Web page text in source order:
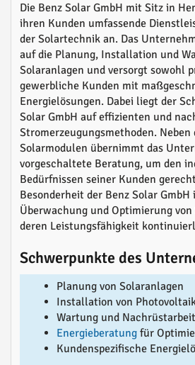
Die Benz Solar GmbH mit Sitz in
ihren Kunden umfassende
der Solartechnik an. Das
auf die Planung, Installation und
Solaranlagen und versorgt sowohl
gewerbliche Kunden mit
Energielösungen. Dabei liegt der
Solar GmbH auf effizienten und
Stromerzeugungsmethoden.
Solarmodulen übernimmt das
vorgeschaltete Beratung, um den
Bedürfnissen seiner Kunden
Besonderheit der Benz Solar GmbH
Überwachung und Optimierung
deren Leistungsfähigkeit
Schwerpunkte des
Planung von Solaranlagen
Installation von
Wartung und
Energieberatung für
Kundenspezifische